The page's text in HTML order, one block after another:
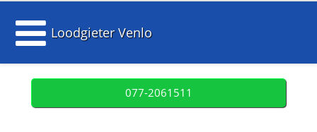
Loodgieter Venlo
077-2061511